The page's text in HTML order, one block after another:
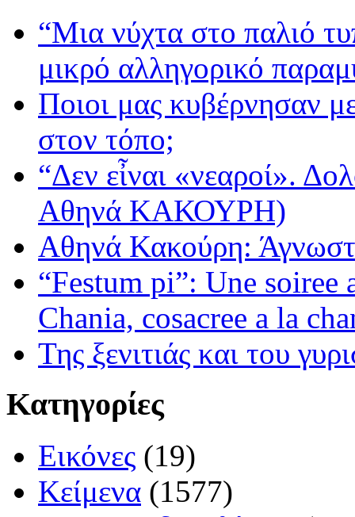
“Μια νύχτα στο παλιό
μικρό αλληγορικό
Ποιοι μας κυβέρνησαν
στον τόπο;
“Δεν εἶναι «νεαροί».
Αθηνά ΚΑΚΟΥΡΗ)
Αθηνά Κακούρη:
“Festum pi”: Une soiree
Chania, cosacree a la
Της ξενιτιάς και του
Κατηγορίες
Εικόνες (19)
Κείμενα (1577)